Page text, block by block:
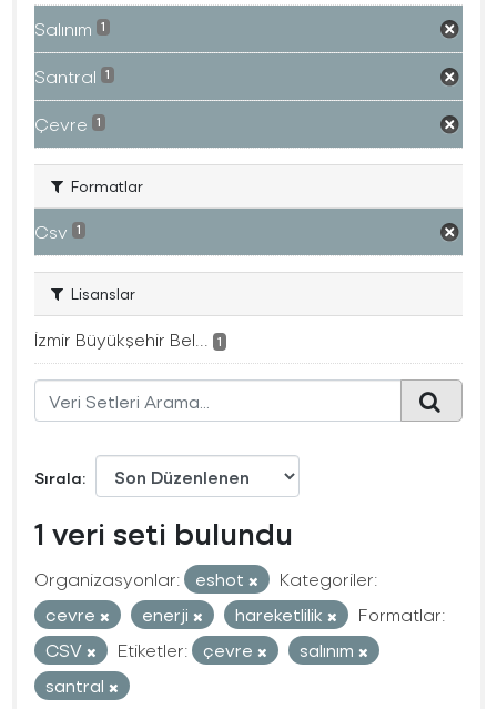
Salınım 1
Santral 1
Çevre 1
Formatlar
Csv 1
Lisanslar
İzmir Büyükşehir Bel... 1
Sırala
1 veri seti bulundu
Organizasyonlar: eshot
Kategoriler:
cevre
enerji hareketlilik
Formatlar:
CSV
Etiketler: çevre
salınım
santral